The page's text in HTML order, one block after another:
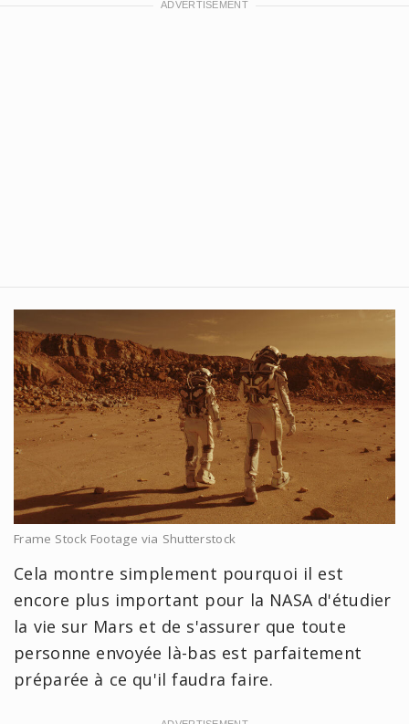
Frame Stock Footage via Shutterstock
Cela montre simplement pourquoi il est
encore plus important pour la NASA d'étudier
la vie sur Mars et de s'assurer que toute
personne envoyée là-bas est parfaitement
préparée à ce qu'il faudra faire.